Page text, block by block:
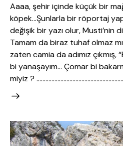
Aaaa, şehir içinde küçük bir
köpek…Şunlarla bir röportaj
değişik bir yazı olur, Musti’nin
Tamam da biraz tuhaf olmaz
zaten camia da adımız
bi yanaşayım… Çomar bi
miyiz ?